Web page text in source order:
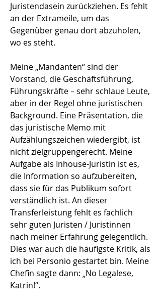
Juristendasein zurückziehen. Es fehlt
an der Extrameile, um das
Gegenüber genau dort abzuholen,
wo es steht.
Meine „Mandanten“ sind der
Vorstand, die Geschäftsführung,
Führungskräfte – sehr schlaue Leute,
aber in der Regel ohne juristischen
Background. Eine Präsentation, die
das juristische Memo mit
Aufzählungszeichen wiedergibt, ist
nicht zielgruppengerecht. Meine
Aufgabe als Inhouse-Juristin ist es,
die Information so aufzubereiten,
dass sie für das Publikum sofort
verständlich ist. An dieser
Transferleistung fehlt es fachlich
sehr guten Juristen / Juristinnen
nach meiner Erfahrung gelegentlich.
Dies war auch die häufigste Kritik, als
ich bei Personio gestartet bin. Meine
Chefin sagte dann: „No Legalese,
Katrin!“.